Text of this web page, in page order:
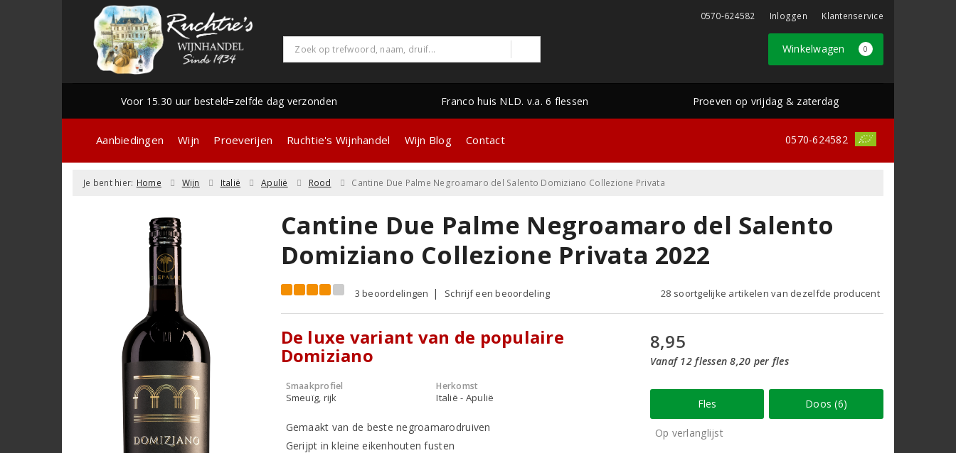
0570-624582 Inloggen Klantenservice
Winkelwagen 0
Voor 15.30 uur besteld=zelfde dag verzonden Franco huis NLD. v.a. 6 flessen Proeven op vrijdag & zaterdag
Aanbiedingen Wijn Proeverijen Ruchtie's Wijnhandel Wijn Blog Contact 0570-624582
Je bent hier: Home Wijn Italië Apulië Rood Cantine Due Palme Negroamaro del Salento Domiziano Collezione Privata
Cantine Due Palme Negroamaro del Salento
Domiziano Collezione Privata 2022
3 beoordelingen Schrijf een beoordeling 28 soortgelijke artikelen van dezelfde producent
De luxe variant van de populaire
Domiziano
Smaakprofiel
Smeuïg, rijk
Herkomst
Italië - Apulië
Gemaakt van de beste negroamarodruiven
Gerijpt in kleine eikenhouten fusten
8,95
Vanaf 12 flessen 8,20 per fles
Fles Doos (6)
Op verlanglijst